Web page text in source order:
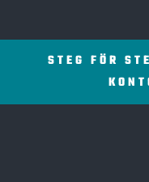
STEG FÖR